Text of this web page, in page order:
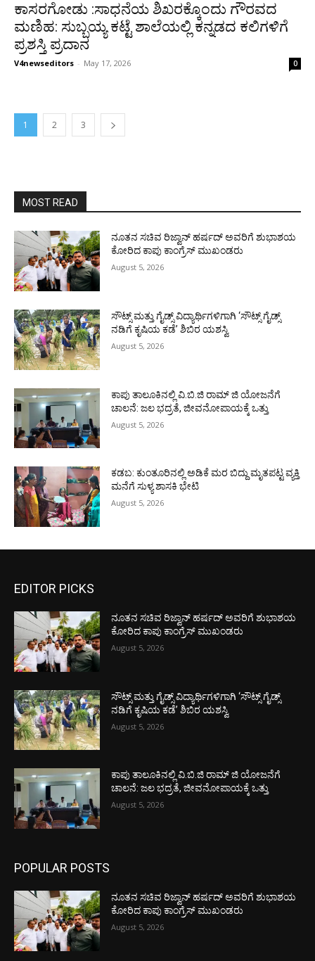
ಕಾಸರಗೋಡು :ಸಾಧನೆಯ ಶಿಖರಕ್ಕೊಂದು ಗೌರವದ
ಮಣಿಹ: ಸುಬ್ಬಯ್ಯ ಕಟ್ಟೆ ಶಾಲೆಯಲ್ಲಿ ಕನ್ನಡದ ಕಲಿಗಳಿಗೆ
ಪ್ರಶಸ್ತಿ ಪ್ರದಾನ
V4newseditors - May 17, 2026 0
1 2 3
MOST READ
ನೂತನ ಸಚಿವ ರಿಜ್ವಾನ್ ಹರ್ಷದ್ ಅವರಿಗೆ ಶುಭಾಶಯ
ಕೋರಿದ ಕಾಪು ಕಾಂಗ್ರೆಸ್ ಮುಖಂಡರು
August 5, 2026
ಸೌಟ್ಸ್ ಮತ್ತು ಗೈಡ್ಸ್ ವಿದ್ಯಾರ್ಥಿಗಳಿಗಾಗಿ ‘ಸೌಟ್ಸ್ ಗೈಡ್ಸ್
ನಡಿಗೆ ಕೃಷಿಯ ಕಡೆ’ ಶಿಬಿರ ಯಶಸ್ವಿ
August 5, 2026
ಕಾಪು ತಾಲೂಕಿನಲ್ಲಿ ವಿ.ಬಿ.ಜಿ ರಾಮ್ ಜಿ ಯೋಜನೆಗೆ
ಚಾಲನೆ: ಜಲ ಭದ್ರತೆ, ಜೀವನೋಪಾಯಕ್ಕೆ ಒತ್ತು
August 5, 2026
ಕಡಬ: ಕುಂತೂರಿನಲ್ಲಿ ಅಡಿಕೆ ಮರ ಬಿದ್ದು ಮೃತಪಟ್ಟ ವ್ಯಕ್ತಿ
ಮನೆಗೆ ಸುಳ್ಯ ಶಾಸಕಿ ಭೇಟಿ
August 5, 2026
EDITOR PICKS
ನೂತನ ಸಚಿವ ರಿಜ್ವಾನ್ ಹರ್ಷದ್ ಅವರಿಗೆ ಶುಭಾಶಯ
ಕೋರಿದ ಕಾಪು ಕಾಂಗ್ರೆಸ್ ಮುಖಂಡರು
August 5, 2026
ಸೌಟ್ಸ್ ಮತ್ತು ಗೈಡ್ಸ್ ವಿದ್ಯಾರ್ಥಿಗಳಿಗಾಗಿ ‘ಸೌಟ್ಸ್ ಗೈಡ್ಸ್
ನಡಿಗೆ ಕೃಷಿಯ ಕಡೆ’ ಶಿಬಿರ ಯಶಸ್ವಿ
August 5, 2026
ಕಾಪು ತಾಲೂಕಿನಲ್ಲಿ ವಿ.ಬಿ.ಜಿ ರಾಮ್ ಜಿ ಯೋಜನೆಗೆ
ಚಾಲನೆ: ಜಲ ಭದ್ರತೆ, ಜೀವನೋಪಾಯಕ್ಕೆ ಒತ್ತು
August 5, 2026
POPULAR POSTS
ನೂತನ ಸಚಿವ ರಿಜ್ವಾನ್ ಹರ್ಷದ್ ಅವರಿಗೆ ಶುಭಾಶಯ
ಕೋರಿದ ಕಾಪು ಕಾಂಗ್ರೆಸ್ ಮುಖಂಡರು
August 5, 2026